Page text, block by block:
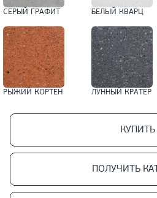
СЕРЫЙ ГРАФИТ БЕЛЫЙ КВАРЦ
РЫЖИЙ КОРТЕН ЛУННЫЙ КРАТЕР
КУПИТЬ
ПОЛУЧИТЬ